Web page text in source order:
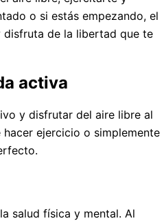
o si estás empezando, el
disfruta de la libertad que te
activa
y disfrutar del aire libre al
ejercicio o simplemente
salud física y mental. Al